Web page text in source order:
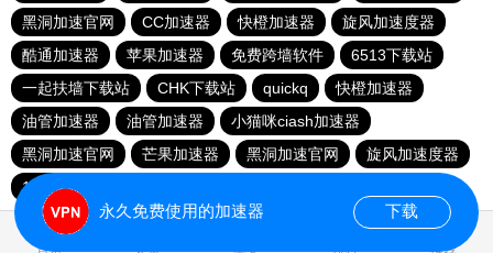
黑洞加速官网
CC加速器 快橙加速器
旋风加速度器
酷通加速器
苹果加速器 免费跨墙软件
6513下载站
一起扶墙下载站
CHK下载站 quickq
快橙加速器
油管加速器
油管加速器
小猫咪ciash加速器
黑洞加速官网
芒果加速器 黑洞加速官网
旋风加速度器
186下载站
永久免费使用的加速器 下载